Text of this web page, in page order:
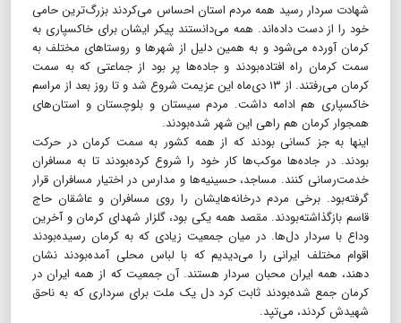
شهادت سردار رسید همه مردم استان احساس می‌کردند بزرگ‌ترین حامی
خود را از دست داده‌اند. همه می‌دانستند پیکر ایشان برای خاکسپاری به
کرمان آورده می‌شود و به همین دلیل از شهرها و روستاهای مختلف به
سمت کرمان راه افتاده‌بودند و جاده‌ها پر بود از جماعتی که به سمت
کرمان می‌رفتند. از ۱۳ دی‌ماه این عزیمت شروع شد و تا روز بعد از مراسم
خاکسپاری هم ادامه داشت. مردم سیستان و بلوچستان و استان‌‌های
همجوار کرمان هم راهی این شهر شده‌بودند.
اینها به جز کسانی بودند که از همه کشور به سمت کرمان در حرکت
بودند. در جاده‌ها موکب‌ها کار خود را شروع کرده‌بودند تا به مسافران
خدمت‌رسانی کنند. مساجد، حسینیه‌ها و مدارس در اختیار مسافران قرار
گرفته‌بود. برخی مردم در‌خانه‌هایشان را روی مسافران و عاشقان حاج
قاسم بازگذاشته‌بودند. مقصد همه یکی بود، گلزار شهدای کرمان و آخرین
وداع با سردار دل‌ها. در میان جمعیت زیادی که به کرمان رسیده‌بودند
اقوام مختلف ایرانی را می‌دیدیم که با لباس محلی آمده‌بودند نشان
دهند، همه ایران محبان سردار هستند. آن جمعیت که از همه ایران در
کرمان جمع شده‌بودند ثابت کرد دل یک ملت برای سرداری که به ناحق
شهید‌ش کردند، می‌تپد.